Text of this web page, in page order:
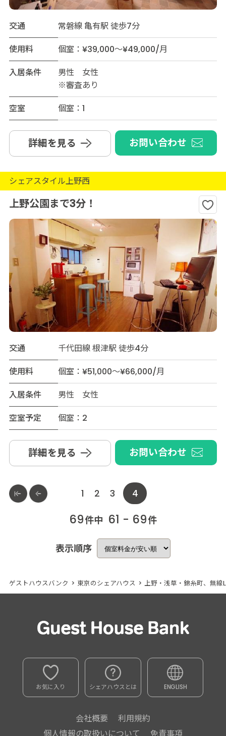
交通
常磐線 亀有駅 徒歩7分
使用料
個室：¥39,000～¥49,000/月
入居条件
男性 女性
※審査あり
空室
個室：1
詳細を見る お問い合わせ
シェアスタイル上野西
上野公園まで3分！
交通
千代田線 根津駅 徒歩4分
使用料
個室：¥51,000～¥66,000/月
入居条件
男性 女性
空室予定
個室：2
詳細を見る お問い合わせ
1 2 3 4
69件中 61 - 69件
表示順序
ゲストハウスバンク > 東京のシェアハウス > 上野・浅草・錦糸町、無線
お気に入り シェアハウスとは ENGLISH
会社概要
利用規約
個人情報の取扱いについて
免責事項